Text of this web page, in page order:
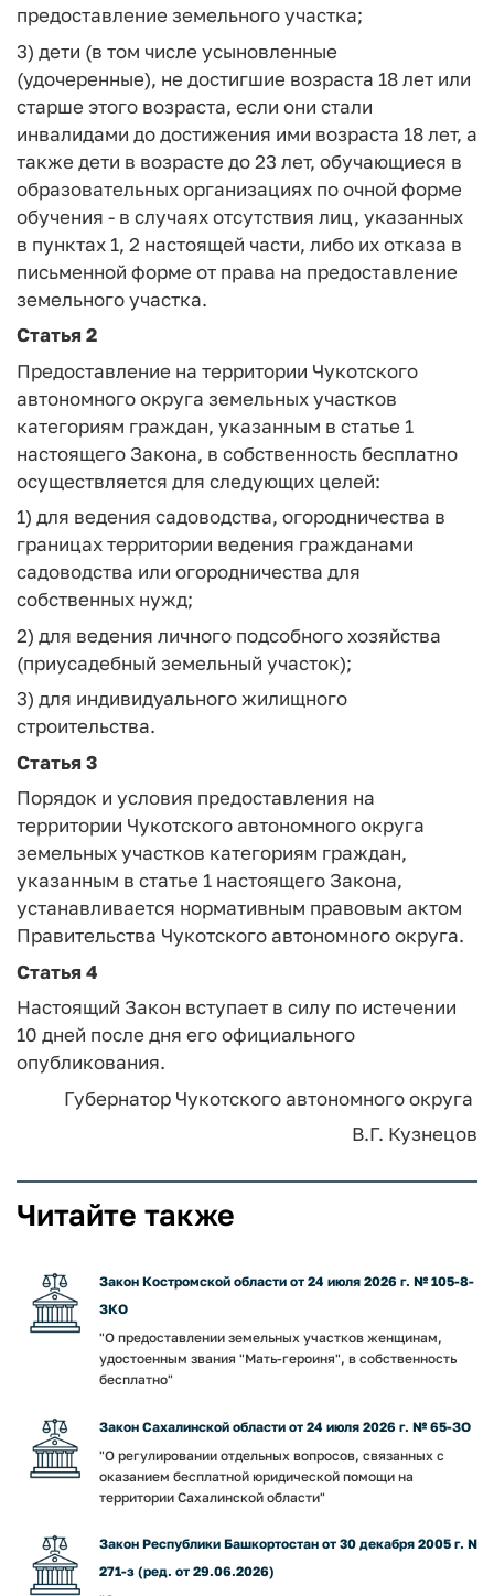
предоставление земельного участка;
3) дети (в том числе усыновленные
(удочеренные), не достигшие возраста 18 лет или
старше этого возраста, если они стали
инвалидами до достижения ими возраста 18 лет, а
также дети в возрасте до 23 лет, обучающиеся в
образовательных организациях по очной форме
обучения - в случаях отсутствия лиц, указанных
в пунктах 1, 2 настоящей части, либо их отказа в
письменной форме от права на предоставление
земельного участка.
Статья 2
Предоставление на территории Чукотского
автономного округа земельных участков
категориям граждан, указанным в статье 1
настоящего Закона, в собственность бесплатно
осуществляется для следующих целей:
1) для ведения садоводства, огородничества в
границах территории ведения гражданами
садоводства или огородничества для
собственных нужд;
2) для ведения личного подсобного хозяйства
(приусадебный земельный участок);
3) для индивидуального жилищного
строительства.
Статья 3
Порядок и условия предоставления на
территории Чукотского автономного округа
земельных участков категориям граждан,
указанным в статье 1 настоящего Закона,
устанавливается нормативным правовым актом
Правительства Чукотского автономного округа.
Статья 4
Настоящий Закон вступает в силу по истечении
10 дней после дня его официального
опубликования.
Губернатор Чукотского автономного округа
В.Г. Кузнецов
Читайте также
Закон Костромской области от 24 июля 2026 г. № 105-8-
ЗКО
"О предоставлении земельных участков женщинам,
удостоенным звания "Мать-героиня", в собственность
бесплатно"
Закон Сахалинской области от 24 июля 2026 г. № 65-ЗО
"О регулировании отдельных вопросов, связанных с
оказанием бесплатной юридической помощи на
территории Сахалинской области"
Закон Республики Башкортостан от 30 декабря 2005 г. N
271-з (ред. от 29.06.2026)